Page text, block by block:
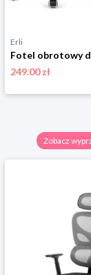
Erli
249.00 zł
Zobacz